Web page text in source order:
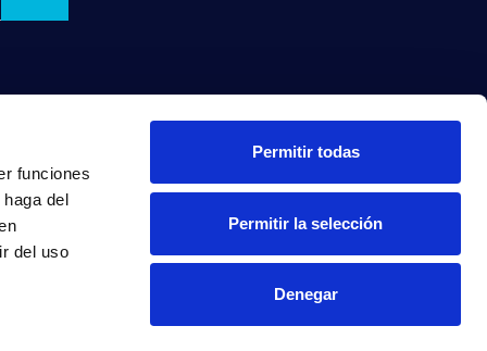
funciones
del
del uso
Permitir todas
Permitir la selección
Denegar